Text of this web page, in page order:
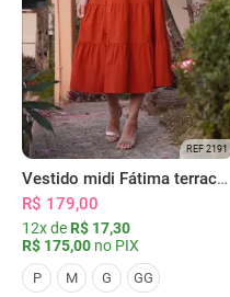
REF 2191
Vestido midi Fátima terracota
R$ 179,00
12x de R$ 17,30
R$ 175,00 no PIX
P M G GG